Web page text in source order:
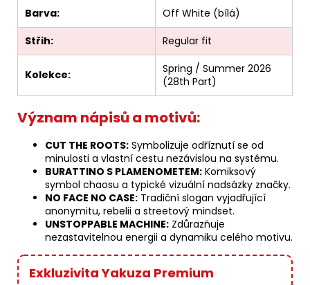
Barva:
Off White (bílá)
Střih:
Regular fit
Kolekce:
Spring / Summer 2026
(28th Part)
Význam nápisů a motivů:
CUT THE ROOTS: Symbolizuje odříznutí se od
minulosti a vlastní cestu nezávislou na systému.
BURATTINO S PLAMENOMETEM: Komiksový
symbol chaosu a typické vizuální nadsázky značky.
NO FACE NO CASE: Tradiční slogan vyjadřující
anonymitu, rebelii a streetový mindset.
UNSTOPPABLE MACHINE: Zdůrazňuje
nezastavitelnou energii a dynamiku celého motivu.
Exkluzivita Yakuza Premium